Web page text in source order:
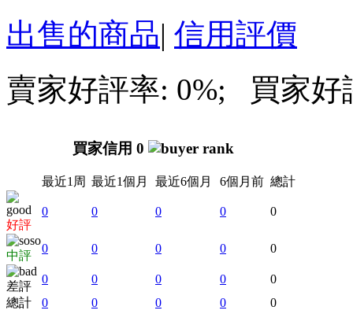
出售的商品| 信用評價
賣家好評率: 0%; 買家好
買家信用 0
最近1周 最近1個月 最近6個月 6個月前 總計
好評
0 0 0 0 0
中評
0 0 0 0 0
差評
0 0 0 0
0
總計
0 0 0 0 0